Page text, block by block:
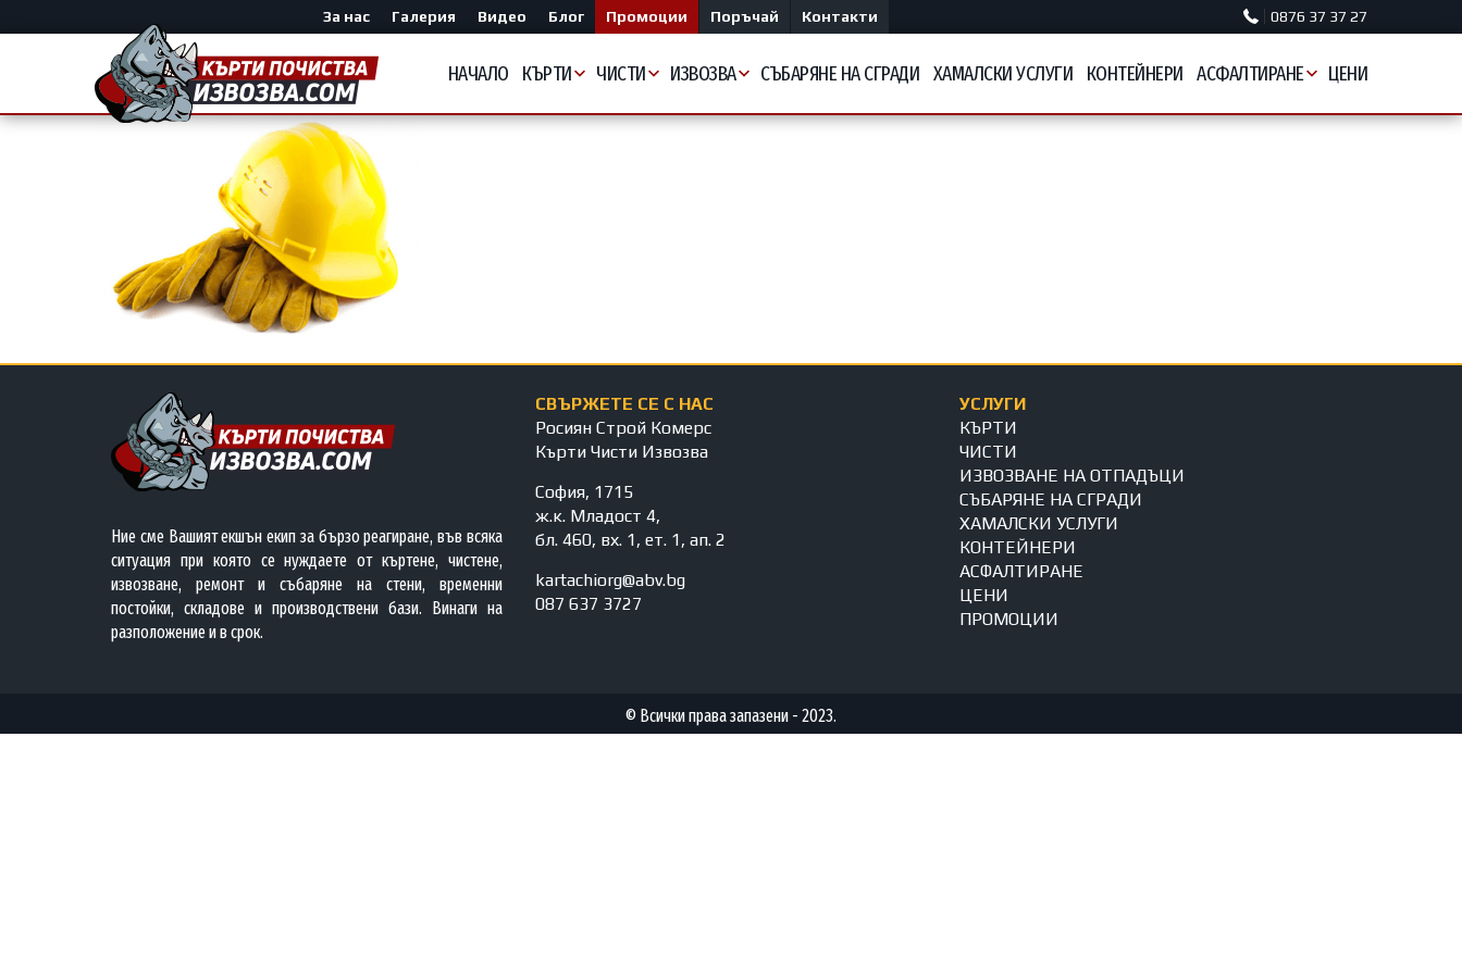
За нас Галерия Видео Блог Промоции Поръчай Контакти 0876 37 37 27
НАЧАЛО КЪРТИ ЧИСТИ ИЗВОЗВА СЪБАРЯНЕ НА СГРАДИ ХАМАЛСКИ УСЛУГИ КОНТЕЙНЕРИ АСФАЛТИРАНЕ ЦЕНИ
Ние сме Вашият екшън екип за бързо реагиране, във всяка
ситуация при която се нуждаете от къртене, чистене,
извозване, ремонт и събаряне на стени, временни
постойки, складове и производствени бази. Винаги на
разположение и в срок.
СВЪРЖЕТЕ СЕ С НАС
Росиян Строй Комерс
Кърти Чисти Извозва
София, 1715
ж.к. Младост 4,
бл. 460, вх. 1, ет. 1, ап. 2
kartachiorg@abv.bg
087 637 3727
УСЛУГИ
КЪРТИ
ЧИСТИ
ИЗВОЗВАНЕ НА ОТПАДЪЦИ
СЪБАРЯНЕ НА СГРАДИ
ХАМАЛСКИ УСЛУГИ
КОНТЕЙНЕРИ
АСФАЛТИРАНЕ
ЦЕНИ
ПРОМОЦИИ
© Всички права запазени - 2023.